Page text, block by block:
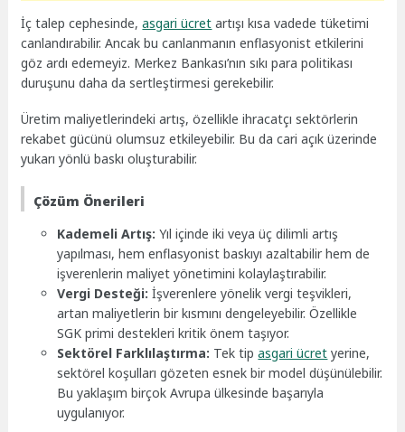
İç talep cephesinde,asgari ücret artışı kısa vadede tüketimi
canlandırabilir. Ancak bu canlanmanın enflasyonist etkilerini
göz ardı edemeyiz. Merkez Bankası’nın sıkı para politikası
duruşunu daha da sertleştirmesi gerekebilir.
Üretim maliyetlerindeki artış, özellikle ihracatçı sektörlerin
rekabet gücünü olumsuz etkileyebilir. Bu da cari açık üzerinde
yukarı yönlü baskı oluşturabilir.
Çözüm Önerileri
Kademeli Artış: Yıl içinde iki veya üç dilimli artış
yapılması, hem enflasyonist baskıyı azaltabilir hem de
işverenlerin maliyet yönetimini kolaylaştırabilir.
Vergi Desteği: İşverenlere yönelik vergi teşvikleri,
artan maliyetlerin bir kısmını dengeleyebilir. Özellikle
SGK primi destekleri kritik önem taşıyor.
Sektörel Farklılaştırma: Tek tipasgari ücret yerine,
sektörel koşulları gözeten esnek bir model düşünülebilir.
Bu yaklaşım birçok Avrupa ülkesinde başarıyla
uygulanıyor.